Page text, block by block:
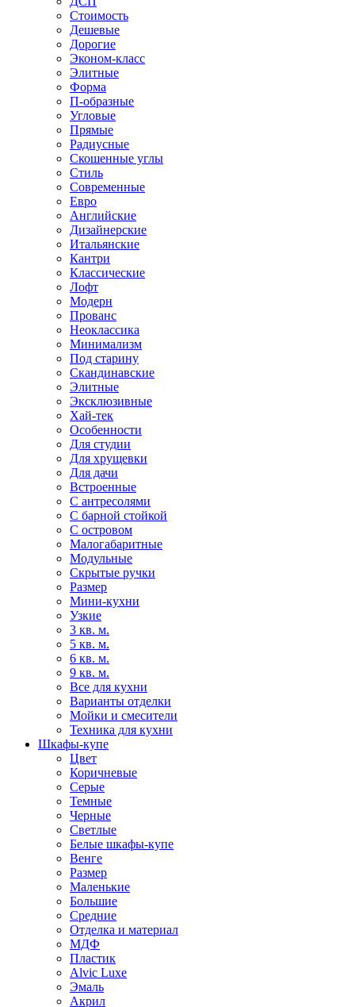
Стоимость
Дешевые
Дорогие
Эконом-класс
Элитные
Форма
П-образные
Угловые
Прямые
Радиусные
Скошенные углы
Стиль
Современные
Евро
Английские
Дизайнерские
Итальянские
Кантри
Классические
Лофт
Модерн
Прованс
Неоклассика
Минимализм
Под старину
Скандинавские
Элитные
Эксклюзивные
Хай-тек
Особенности
Для студии
Для хрущевки
Для дачи
Встроенные
С антресолями
С барной стойкой
С островом
Малогабаритные
Модульные
Скрытые ручки
Размер
Мини-кухни
Узкие
3 кв. м.
5 кв. м.
6 кв. м.
9 кв. м.
Все для кухни
Варианты отделки
Мойки и смесители
Техника для кухни
Шкафы-купе
Цвет
Коричневые
Серые
Темные
Черные
Светлые
Белые шкафы-купе
Венге
Размер
Маленькие
Большие
Средние
Отделка и материал
МДФ
Пластик
Alvic Luxe
Эмаль
Акрил